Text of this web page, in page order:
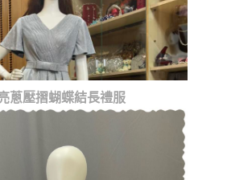
蔥壓摺蝴蝶結長禮服